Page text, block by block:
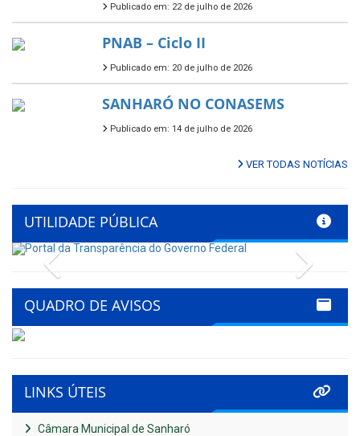
Publicado em: 22 de julho de 2026
PNAB – Ciclo II
Publicado em: 20 de julho de 2026
SANHARÓ NO CONASEMS
Publicado em: 14 de julho de 2026
VER TODAS NOTÍCIAS
UTILIDADE PÚBLICA
Previous
QUADRO DE AVISOS
LINKS ÚTEIS
Câmara Municipal de Sanharó